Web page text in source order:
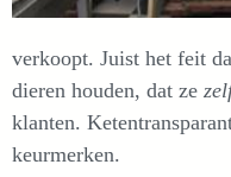
verkoopt. Juist het feit
dieren houden, dat ze
klanten.
keurmerken.